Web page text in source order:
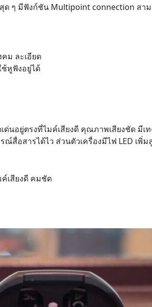
ๆ มีฟังก์ชัน Multipoint connection สา
คม ละเอียด
ช้หูฟังอยู่ได้
นอยู่ตรงที่ไมค์เสียงดี คุณภาพเสียงชัด มี
สื่อสารได้ไว ส่วนตัวเครื่องมีไฟ LED เพิ่
เสียงดี คมชัด